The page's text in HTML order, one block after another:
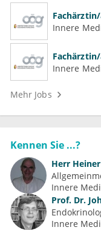
Innere
Innere
Mehr Jobs
Kennen Sie ...?
Herr
Innere
Prof. Dr.
Innere